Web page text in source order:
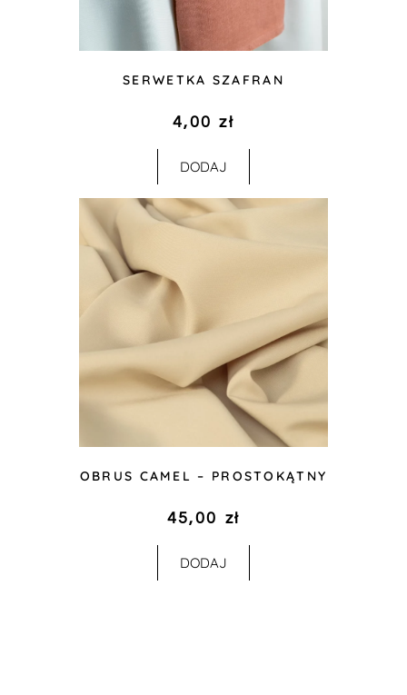
SERWETKA SZAFRAN
4,00zł
DODAJ
OBRUS CAMEL – PROSTOKĄTNY
45,00 zł
DODAJ